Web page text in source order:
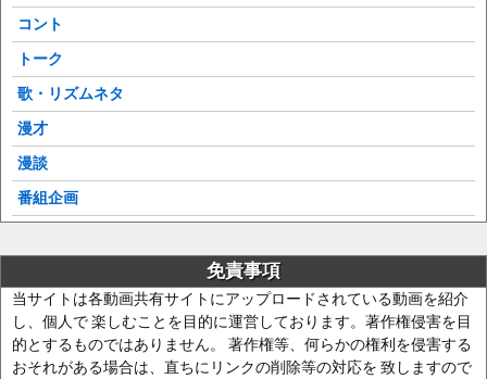
コント
トーク
歌・リズムネタ
漫才
漫談
番組企画
免責事項
当サイトは各動画共有サイトにアップロードされている動画を紹介
し、個人で 楽しむことを目的に運営しております。著作権侵害を目
的とするものではありません。 著作権等、何らかの権利を侵害する
おそれがある場合は、直ちにリンクの削除等の対応を 致しますので